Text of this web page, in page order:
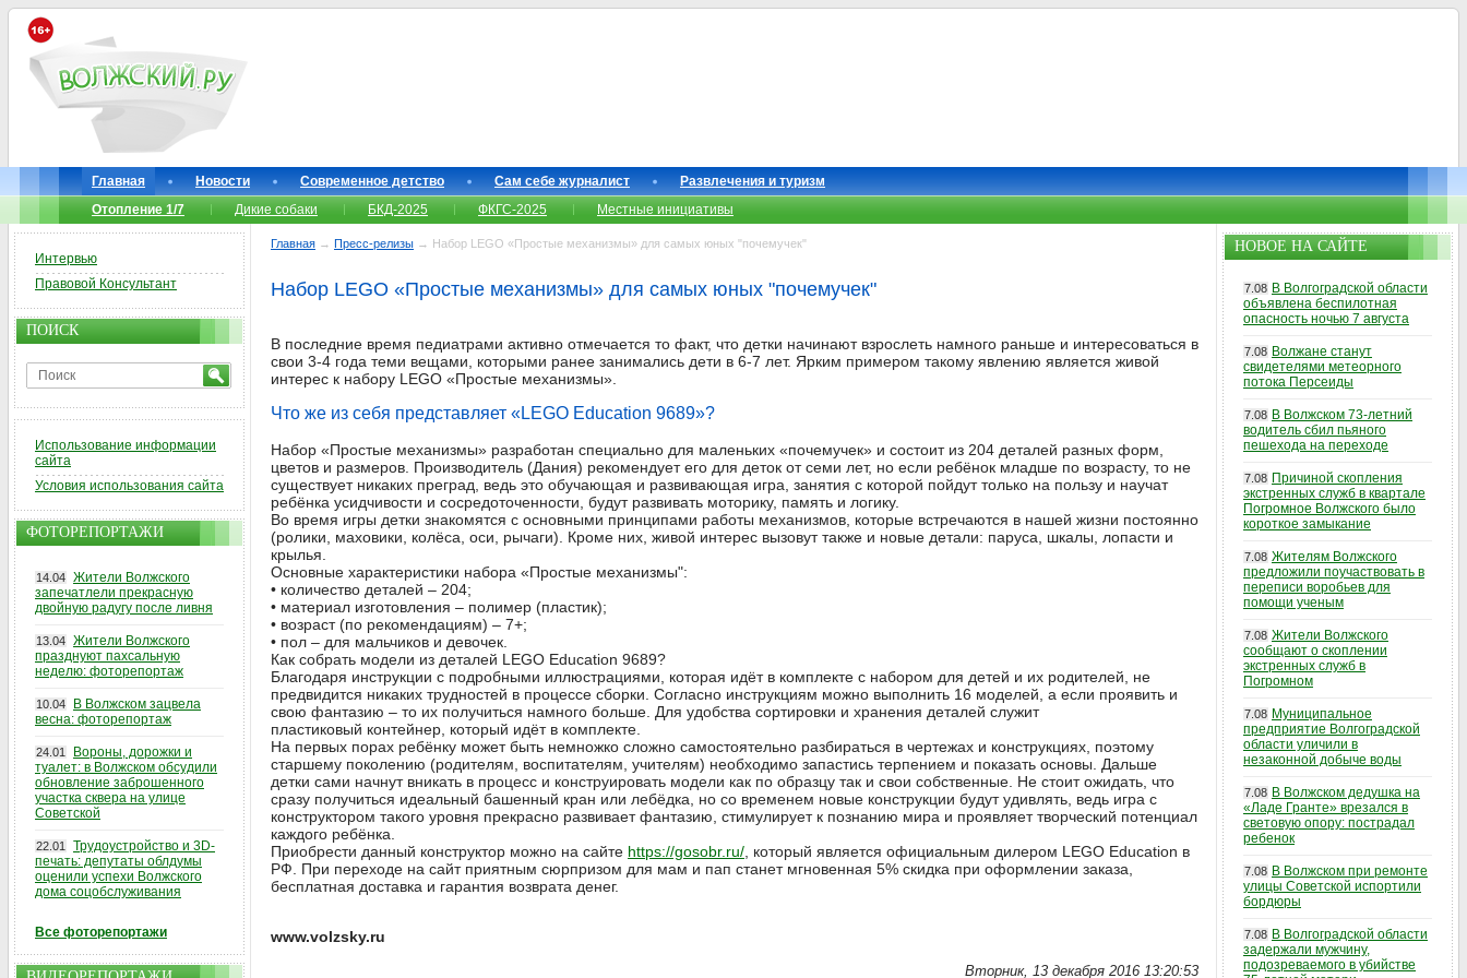
Главная Новости Современное детство Сам себе журналист
Развлечения и туризм
Отопление 1/7
Дикие собаки БКД-2025 ФКГС-2025 Местные инициативы
Главная → Пресс-релизы → Набор LEGO «Простые механизмы» для самых юных "почемучек"
Набор LEGO «Простые механизмы» для самых юных "почемучек"
В последние время педиатрами активно отмечается то факт, что детки начинают взрослеть намного раньше и интересоваться в
свои 3-4 года теми вещами, которыми ранее занимались дети в 6-7 лет. Ярким примером такому явлению является живой
интерес к набору LEGO «Простые механизмы».
Что же из себя представляет «LEGO Education 9689»?
Набор «Простые механизмы» разработан специально для маленьких «почемучек» и состоит из 204 деталей разных форм,
цветов и размеров. Производитель (Дания) рекомендует его для деток от семи лет, но если ребёнок младше по возрасту, то не
существует никаких преград, ведь это обучающая и развивающая игра, занятия с которой пойдут только на пользу и научат
ребёнка усидчивости и сосредоточенности, будут развивать моторику, память и логику.
Во время игры детки знакомятся с основными принципами работы механизмов, которые встречаются в нашей жизни постоянно
(ролики, маховики, колёса, оси, рычаги). Кроме них, живой интерес вызовут также и новые детали: паруса, шкалы, лопасти и
крылья.
Основные характеристики набора «Простые механизмы":
• количество деталей – 204;
• материал изготовления – полимер (пластик);
• возраст (по рекомендациям) – 7+;
• пол – для мальчиков и девочек.
Как собрать модели из деталей LEGO Education 9689?
Благодаря инструкции с подробными иллюстрациями, которая идёт в комплекте с набором для детей и их родителей, не
предвидится никаких трудностей в процессе сборки. Согласно инструкциям можно выполнить 16 моделей, а если проявить и
свою фантазию – то их получиться намного больше. Для удобства сортировки и хранения деталей служит
пластиковый контейнер, который идёт в комплекте.
На первых порах ребёнку может быть немножко сложно самостоятельно разбираться в чертежах и конструкциях, поэтому
старшему поколению (родителям, воспитателям, учителям) необходимо запастись терпением и показать основы. Дальше
детки сами начнут вникать в процесс и конструировать модели как по образцу так и свои собственные. Не стоит ожидать, что
сразу получиться идеальный башенный кран или лебёдка, но со временем новые конструкции будут удивлять, ведь игра с
конструктором такого уровня прекрасно развивает фантазию, стимулирует к познанию мира и проявляет творческий потенциал
каждого ребёнка.
Приобрести данный конструктор можно на сайте https://gosobr.ru/ , который является официальным дилером LEGO Education в
РФ. При переходе на сайт приятным сюрпризом для мам и пап станет мгновенная 5% скидка при оформлении заказа,
бесплатная доставка и гарантия возврата денег.
www.volzsky.ru
Вторник, 13 декабря 2016 13:20:53
Интервью
Правовой Консультант
ПОИСК
Использование информации
сайта
Условия использования сайта
ФОТОРЕПОРТАЖИ
14.04 Жители Волжского
запечатлели прекрасную
двойную радугу после ливня
13.04 Жители Волжского
празднуют пахсальную
неделю: фоторепортаж
10.04
В Волжском зацвела
весна: фоторепортаж
24.01
Вороны, дорожки и
туалет: в Волжском обсудили
обновление заброшенного
участка сквера на улице
Советской
22.01
Трудоустройство и 3D-
печать: депутаты облдумы
оценили успехи Волжского
дома соцобслуживания
Все фоторепортажи
НОВОЕ НА САЙТЕ
7.08 В Волгоградской области
объявлена беспилотная
опасность ночью 7 августа
7.08 Волжане станут
свидетелями метеорного
потока Персеиды
7.08 В Волжском 73-летний
водитель сбил пьяного
пешехода на переходе
7.08 Причиной скопления
экстренных служб в квартале
Погромное Волжского было
короткое замыкание
7.08 Жителям Волжского
предложили поучаствовать в
переписи воробьев для
помощи ученым
7.08 Жители Волжского
сообщают о скоплении
экстренных служб в
Погромном
7.08 Муниципальное
предприятие Волгоградской
области уличили в
незаконной добыче воды
7.08 В Волжском дедушка на
«Ладе Гранте» врезался в
световую опору: пострадал
ребенок
7.08 В Волжском при ремонте
улицы Советской испортили
бордюры
7.08 В Волгоградской области
задержали мужчину,
подозреваемого в убийстве